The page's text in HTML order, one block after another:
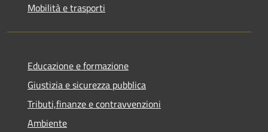
Mobilità e trasporti
Educazione e formazione
Giustizia e sicurezza pubblica
Tributi,finanze e contravvenzioni
Ambiente